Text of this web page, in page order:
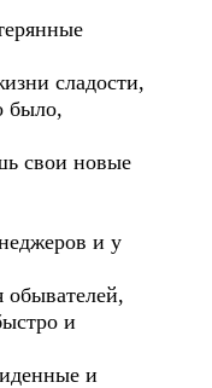
сладости,
было,
свои новые
и у
и
и